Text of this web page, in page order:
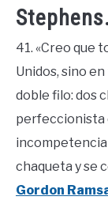
Stephens.
41. «Creo que
Unidos, sino
doble filo: dos
perfeccionista
incompetencia
chaqueta y se
Gordon